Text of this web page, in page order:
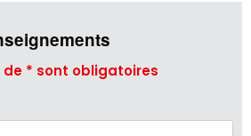
* sont obligatoires